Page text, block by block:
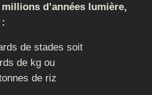
d’années lumière,
de stades soit
de kg ou
de riz